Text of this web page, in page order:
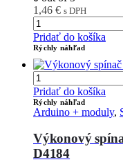
1,46 € s DPH
Pridať do košíka
Rýchly náhľad
Pridať do košíka
Rýchly náhľad
Arduino + moduly,
Výkonový
D4184